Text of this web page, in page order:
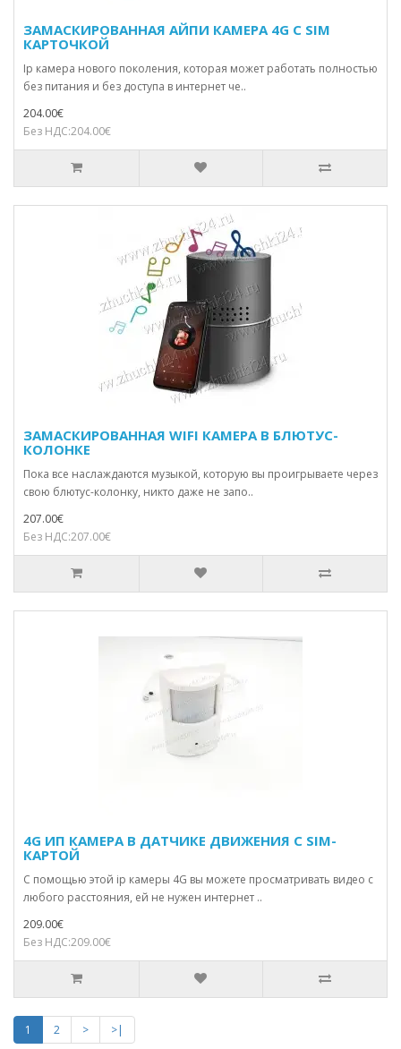
ЗАМАСКИРОВАННАЯ АЙПИ КАМЕРА 4G С SIM
КАРТОЧКОЙ
Ip камера нового поколения, которая может работать полностью
без питания и без доступа в интернет че..
204.00€
Без НДС:204.00€
ЗАМАСКИРОВАННАЯ WIFI КАМЕРА В БЛЮТУС-
КОЛОНКЕ
Пока все наслаждаются музыкой, которую вы проигрываете через
свою блютус-колонку, никто даже не запо..
207.00€
Без НДС:207.00€
4G ИП КАМЕРА В ДАТЧИКЕ ДВИЖЕНИЯ С SIM-
КАРТОЙ
С помощью этой ip камеры 4G вы можете просматривать видео с
любого расстояния, ей не нужен интернет ..
209.00€
Без НДС:209.00€
1 2 >
>|